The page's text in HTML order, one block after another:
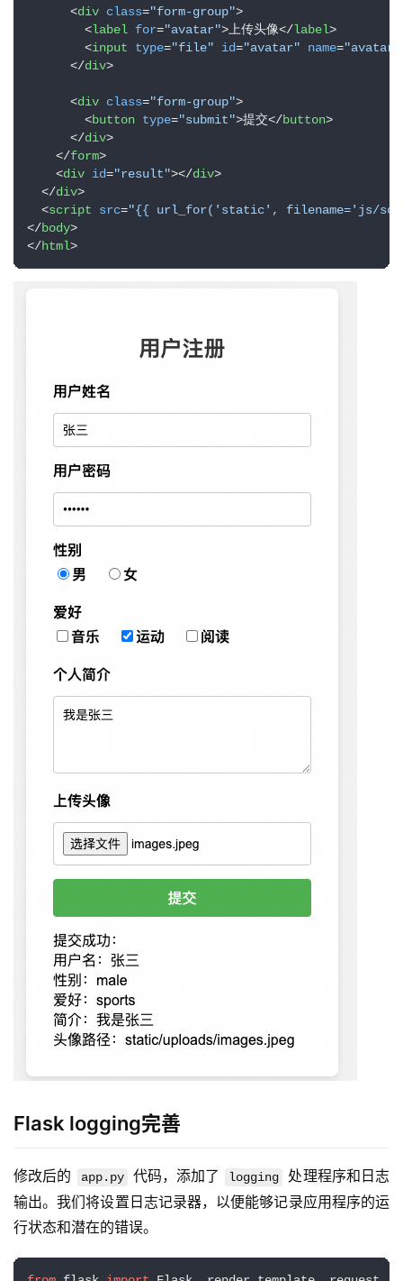
<div class="form-group">
<label for="avatar">上传头像</label>
<input type="file" id="avatar" name="avatar"
</div>
<div class="form-group">
<button type="submit">提交</button>
</div>
</form>
<div id="result"></div>
</div>
<script src="{{ url_for('static', filename='js/
</body>
</html>
Flask logging完善
修改后的 app.py 代码，添加了 logging
处理程序和日志
输出。我们将设置日志记录器，以便能够记录应用程序的运
行状态和潜在的错误。